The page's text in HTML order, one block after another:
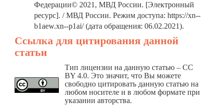
Федерации© 2021, МВД России. [Электронный
ресурс]. / МВД России. Режим доступа: https://xn--
b1aew.xn--p1ai/ (дата обращения: 06.02.2021).
Ссылка для цитирования данной
статьи
Тип лицензии на данную статью – CC
BY 4.0. Это значит, что Вы можете
свободно цитировать данную статью на
любом носителе и в любом формате при
указании авторства.